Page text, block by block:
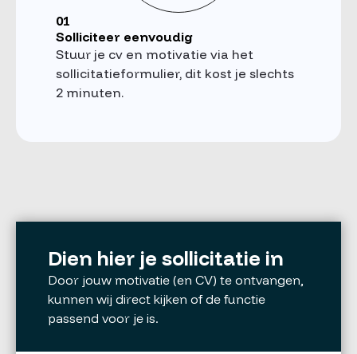
01
Solliciteer eenvoudig
Stuur je cv en motivatie via het
sollicitatieformulier, dit kost je slechts
2 minuten.
Dien hier je sollicitatie in
Door jouw motivatie (en CV) te ontvangen,
kunnen wij direct kijken of de functie
passend voor je is.